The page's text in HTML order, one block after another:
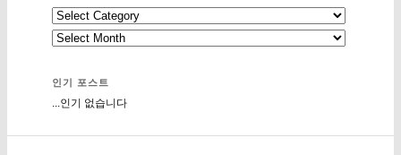
인기 포스트
...인기 없습니다